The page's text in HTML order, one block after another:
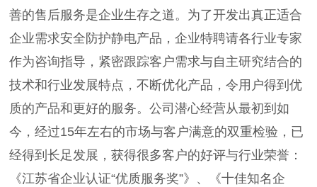
善的售后服务是企业生存之道。为了开发出真正适合
企业需求安全防护静电产品，企业特聘请各行业专家
作为咨询指导，紧密跟踪客户需求与自主研究结合的
技术和行业发展特点，不断优化产品，令用户得到优
质的产品和更好的服务。公司潜心经营从最初到如
今，经过15年左右的市场与客户满意的双重检验，已
经得到长足发展，获得很多客户的好评与行业荣誉：
《江苏省企业认证“优质服务奖”》、《十佳知名企